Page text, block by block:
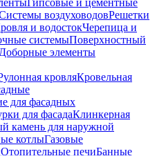
Гипсовые и цементные
воздуховодовРешетки
и водостокЧерепица и
системыПоверхностный
Доборные элементы
кровляКровельная
для фасадных
для фасадаКлинкерная
камень для наружной
котлыГазовые
Отопительные печиБанные